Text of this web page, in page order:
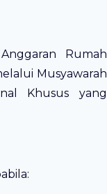
Rumah
Musyawarah
Khusus yang